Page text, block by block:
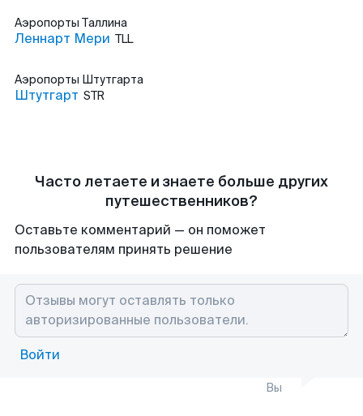
Аэропорты Таллина
Леннарт Мери TLL
Аэропорты Штутгарта
Штутгарт STR
Часто летаете и знаете больше других
путешественников?
Оставьте комментарий — он поможет
пользователям принять решение
Войти
Вы